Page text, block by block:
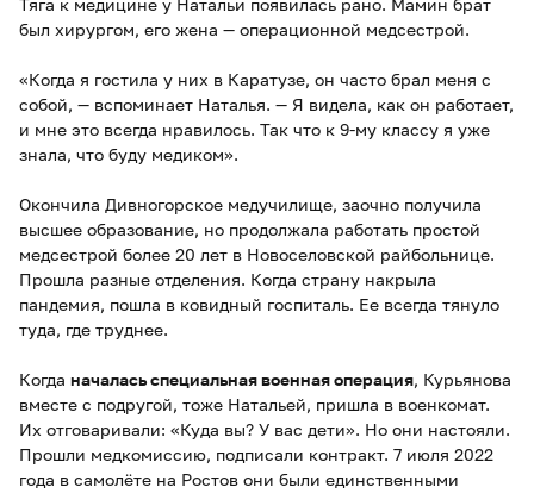
Тяга к медицине у Натальи появилась рано. Мамин брат
был хирургом, его жена — операционной медсестрой.
«Когда я гостила у них в Каратузе, он часто брал меня с
собой, — вспоминает Наталья. — Я видела, как он работает,
и мне это всегда нравилось. Так что к 9-му классу я уже
знала, что буду медиком».
Окончила Дивногорское медучилище, заочно получила
высшее образование, но продолжала работать простой
медсестрой более 20 лет в Новоселовской райбольнице.
Прошла разные отделения. Когда страну накрыла
пандемия, пошла в ковидный госпиталь. Ее всегда тянуло
туда, где труднее.
Когда началась специальная военная операция, Курьянова
вместе с подругой, тоже Натальей, пришла в военкомат.
Их отговаривали: «Куда вы? У вас дети». Но они настояли.
Прошли медкомиссию, подписали контракт. 7 июля 2022
года в самолёте на Ростов они были единственными